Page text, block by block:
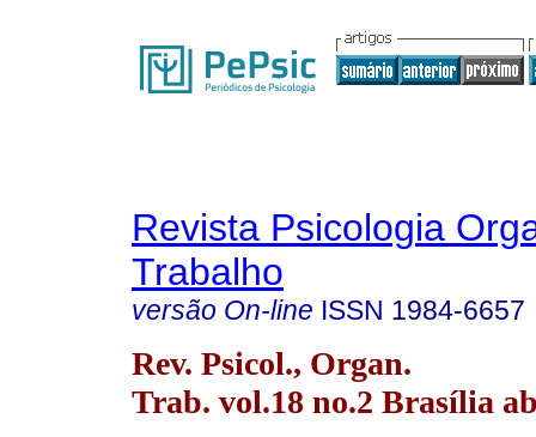
Revista Psicologia
Trabalho
versão On-line ISSN 1984-6657
Rev. Psicol., Organ.
Trab. vol.18 no.2 Brasília